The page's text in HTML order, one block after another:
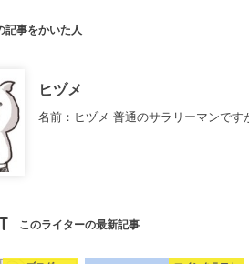
記事をかいた人
ヒヅメ
名前：ヒヅメ 普通のサラリーマンです
このライターの最新記事